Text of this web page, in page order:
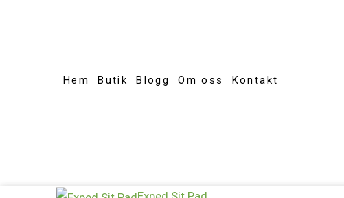
Hem Butik Blogg Om oss Kontakt